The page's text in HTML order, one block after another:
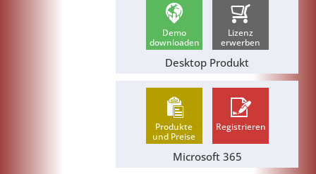
Demo
downloaden
Lizenz
erwerben
Desktop Produkt
Produkte
und Preise
Registrieren
Microsoft 365